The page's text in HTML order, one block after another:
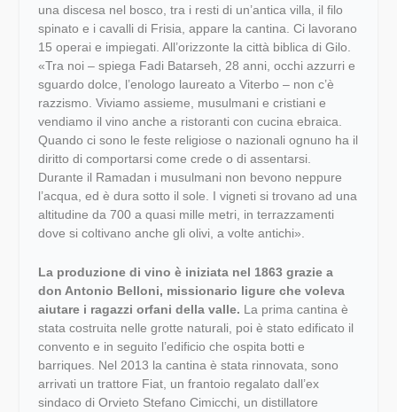
una discesa nel bosco, tra i resti di un’antica villa, il filo
spinato e i cavalli di Frisia, appare la cantina. Ci lavorano
15 operai e impiegati. All’orizzonte la città biblica di Gilo.
«Tra noi – spiega Fadi Batarseh, 28 anni, occhi azzurri e
sguardo dolce, l’enologo laureato a Viterbo – non c’è
razzismo. Viviamo assieme, musulmani e cristiani e
vendiamo il vino anche a ristoranti con cucina ebraica.
Quando ci sono le feste religiose o nazionali ognuno ha il
diritto di comportarsi come crede o di assentarsi.
Durante il Ramadan i musulmani non bevono neppure
l’acqua, ed è dura sotto il sole. I vigneti si trovano ad una
altitudine da 700 a quasi mille metri, in terrazzamenti
dove si coltivano anche gli olivi, a volte antichi».
La produzione di vino è iniziata nel 1863 grazie a
don Antonio Belloni, missionario ligure che voleva
aiutare i ragazzi orfani della valle. La prima cantina è
stata costruita nelle grotte naturali, poi è stato edificato il
convento e in seguito l’edificio che ospita botti e
barriques. Nel 2013 la cantina è stata rinnovata, sono
arrivati un trattore Fiat, un frantoio regalato dall’ex
sindaco di Orvieto Stefano Cimicchi, un distillatore